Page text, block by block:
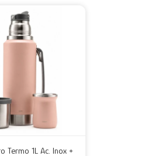
Termo 1L Ac. Inox +